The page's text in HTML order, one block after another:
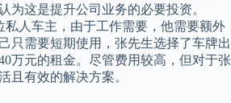
为这是提升公司业务的必要投资。
私人车主，由于工作需要，他需要额外
只需要短期使用，张先生选择了车牌出
万元的租金。尽管费用较高，但对于张
且有效的解决方案。